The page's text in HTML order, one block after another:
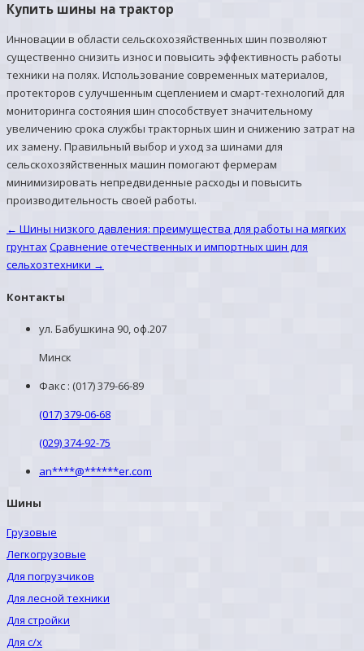
Купить шины на трактор
Инновации в области сельскохозяйственных шин позволяют
существенно снизить износ и повысить эффективность работы
техники на полях. Использование современных материалов,
протекторов с улучшенным сцеплением и смарт-технологий для
мониторинга состояния шин способствует значительному
увеличению срока службы тракторных шин и снижению затрат на
их замену. Правильный выбор и уход за шинами для
сельскохозяйственных машин помогают фермерам
минимизировать непредвиденные расходы и повысить
производительность своей работы.
← Шины низкого давления: преимущества для работы на мягких
грунтахСравнение отечественных и импортных шин для
сельхозтехники →
Контакты
ул. Бабушкина 90, оф.207
Минск
Факс : (017) 379-66-89
(017) 379-06-68
(029) 374-92-75
an****@******er.com
Шины
Грузовые
Легкогрузовые
Для погрузчиков
Для лесной техники
Для стройки
Для с/х